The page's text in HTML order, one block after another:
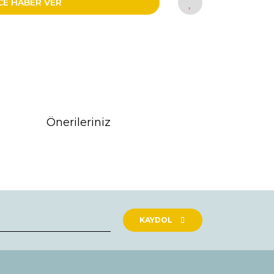
Önerileriniz
KAYDOL